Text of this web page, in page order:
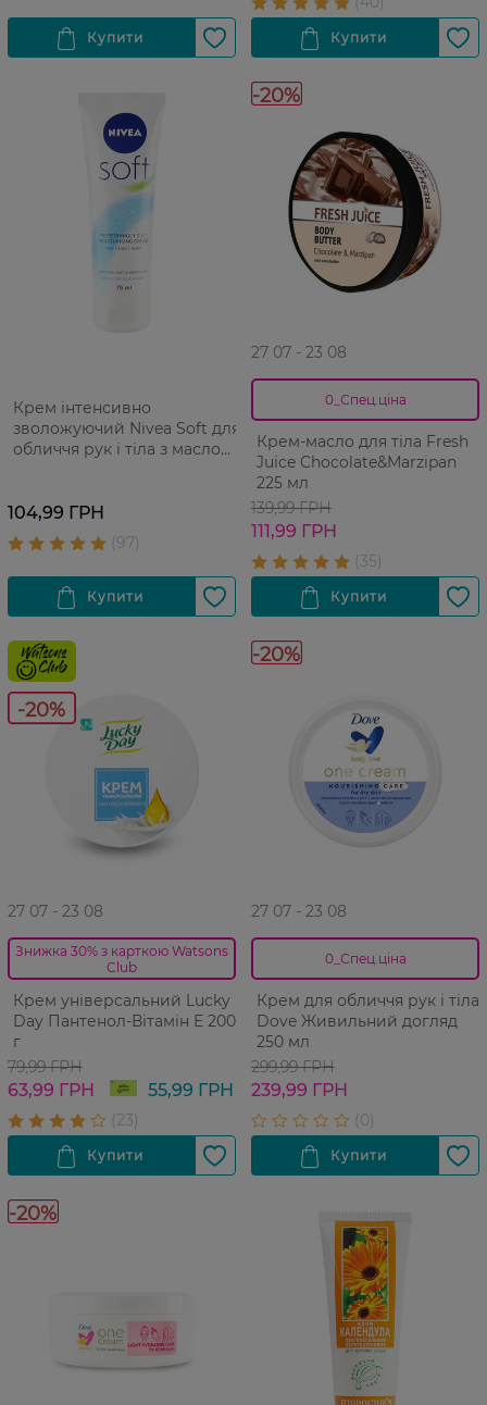
Крем інтенсивно
зволожуючий Nivea Soft для
обличчя рук і тіла з маслом
104,99 ГРН
-20%
27 07 - 23 08
0_Спец.ціна
Крем-масло для тіла Fresh
Juice Chocolate&Marzipan
225 мл
139,99 ГРН
111,99 ГРН
-20%
27 07 - 23 08
Знижка 30% з карткою Watsons
Club
Крем універсальний Lucky
Day Пантенол-Вітамін Е 200
г
79,99 ГРН
63,99 ГРН 55,99 ГРН
-20%
27 07 - 23 08
0_Спец.ціна
Крем для обличчя рук і тіла
Dove Живильний догляд
250 мл
299,99 ГРН
239,99 ГРН
-20%